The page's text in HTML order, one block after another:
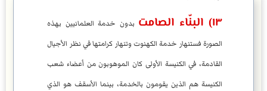
١٣) البنّاء الصامت
بدون خدمة العلمانيين بهذه
الصورة فستنهار خدمة الكهنوت وتنهار كرامتها في نظر الأجيال
القادمة، في الكنيسة الأولى كان الموهوبون من أعضاء شعب
الكنيسة هم الذين يقومون بالخدمة، بينما الأسقف هو الذي